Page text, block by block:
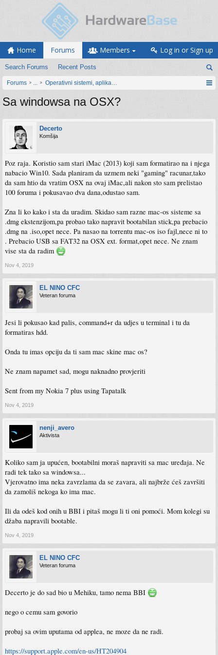
Home Forums
Search Forums Recent Posts
Members Log in or Sign up
Forums ... Operativni sistemi, aplikacije i programiranje
Sa windowsa na OSX?
Decerto
Komšija
Poz raja. Koristio sam stari iMac (2013) koji sam formatirao na i njega
nabacio Win10. Sada planiram da uzmem neki "gaming" racunar,tako
da sam htio da vratim OSX na ovaj iMac,ali nakon sto sam prelistao
100 foruma i pokusavao dva dana,odustao sam.
Zna li ko kako i sta da uradim. Skidao sam razne mac-os sisteme sa
.dmg ekstenzijom,pa probao tako napravit bootabilan stick,pa prebacio
.dmg na .iso,opet nece. Pa nasao na torrentu mac-os iso fajl,nece ni to
. Prebacio USB sa FAT32 na OSX ext. format,opet nece. Ne znam
vise sta da radim
Nov 4, 2019
EL NINO CFC
Veteran foruma
Jesi li pokusao kad palis, command+r da udjes u terminal i tu da
formatiras hdd.
Onda tu imas opciju da ti sam mac skine mac os?
Ne znam napamet sad, mogu naknadno provjeriti
Sent from my Nokia 7 plus using Tapatalk
Nov 4, 2019
nenji_avero
Aktivista
Koliko sam ja upućen, bootabilni moraš napraviti sa mac uređaja. Ne
radi tek tako sa windowsa...
Vjerovatno ima neka zavrzlama da se zavara, ali najbrže ćeš završiti
da zamoliš nekoga ko ima mac.
Ili da odeš kod onih u BBI i pitaš mogu li ti oni pomoći. Mom kolegi su
džaba napravili bootable.
Nov 4, 2019
EL NINO CFC
Veteran foruma
Decerto je do sad bio u Mehiku, tamo nema BBI
nego o cemu sam govorio
probaj sa ovim uputama od applea, ne moze da ne radi.
https://support.apple.com/en-us/HT204904